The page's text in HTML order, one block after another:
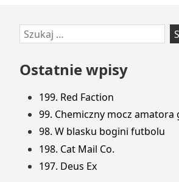
Przejdź
do
stopki
Szukaj:
Ostatnie wpisy
199. Red Faction
99. Chemiczny mocz amatora
98. W blasku bogini futbolu
198. Cat Mail Co.
197. Deus Ex